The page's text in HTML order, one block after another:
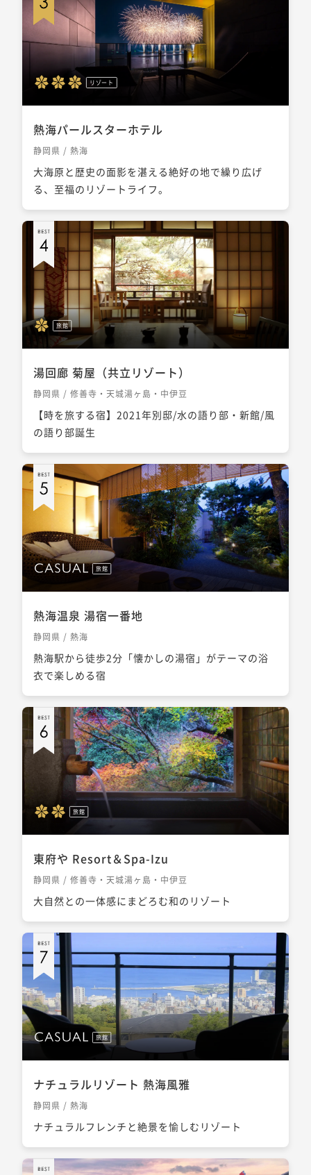
リゾート
熱海パールスターホテル
静岡県 / 熱海
大海原と歴史の面影を湛える絶好の地で繰り広げ
る、至福のリゾートライフ。
旅館
湯回廊 菊屋（共立リゾート）
静岡県 / 修善寺・天城湯ヶ島・中伊豆
【時を旅する宿】2021年別邸/水の語り部・新館/風
の語り部誕生
旅館
熱海温泉 湯宿一番地
静岡県 / 熱海
熱海駅から徒歩2分「懐かしの湯宿」がテーマの浴
衣で楽しめる宿
旅館
東府や Resort＆Spa-Izu
静岡県 / 修善寺・天城湯ヶ島・中伊豆
大自然との一体感にまどろむ和のリゾート
旅館
ナチュラルリゾート 熱海風雅
静岡県 / 熱海
ナチュラルフレンチと絶景を愉しむリゾート